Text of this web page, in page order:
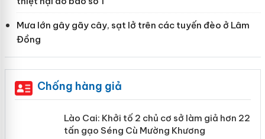
Mưa lớn gây gãy cây, sạt lở trên các tuyến đèo ở Lâm
Đồng
Chống hàng giả
Lào Cai: Khởi tố 2 chủ cơ sở làm giả
hơn 22 tấn gạo Séng Cù Mường